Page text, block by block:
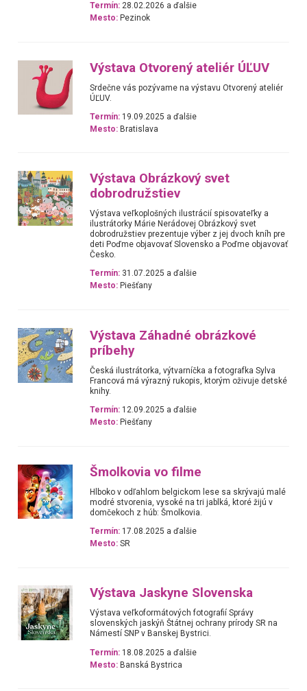
Termín: 28.02.2026 a ďalšie
Mesto: Pezinok
Výstava Otvorený ateliér ÚĽUV
Srdečne vás pozývame na výstavu Otvorený ateliér
ÚĽUV.
Termín: 19.09.2025 a ďalšie
Mesto: Bratislava
Výstava Obrázkový svet
dobrodružstiev
Výstava veľkoplošných ilustrácií spisovateľky a
ilustrátorky Márie Nerádovej Obrázkový svet
dobrodružstiev prezentuje výber z jej dvoch kníh pre
deti Poďme objavovať Slovensko a Poďme objavovať
Česko.
Termín: 31.07.2025 a ďalšie
Mesto: Piešťany
Výstava Záhadné obrázkové
príbehy
Česká ilustrátorka, výtvarníčka a fotografka Sylva
Francová má výrazný rukopis, ktorým oživuje detské
knihy.
Termín: 12.09.2025 a ďalšie
Mesto: Piešťany
Šmolkovia vo filme
Hlboko v odľahlom belgickom lese sa skrývajú malé
modré stvorenia, vysoké na tri jablká, ktoré žijú v
domčekoch z húb: Šmolkovia.
Termín: 17.08.2025 a ďalšie
Mesto: SR
Výstava Jaskyne Slovenska
Výstava veľkoformátových fotografií Správy
slovenských jaskýň Štátnej ochrany prírody SR na
Námestí SNP v Banskej Bystrici.
Termín: 18.08.2025 a ďalšie
Mesto: Banská Bystrica